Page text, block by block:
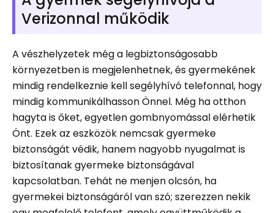
Verizonnal működik
A vészhelyzetek még a legbiztonságosabb
környezetben is megjelenhetnek, és gyermekének
mindig rendelkeznie kell segélyhívó telefonnal, hogy
mindig kommunikálhasson Önnel. Még ha otthon
hagyta is őket, egyetlen gombnyomással elérhetik
Önt. Ezek az eszközök nemcsak gyermeke
biztonságát védik, hanem nagyobb nyugalmat is
biztosítanak gyermeke biztonságával
kapcsolatban. Tehát ne menjen olcsón, ha
gyermekei biztonságáról van szó; szerezzen nekik